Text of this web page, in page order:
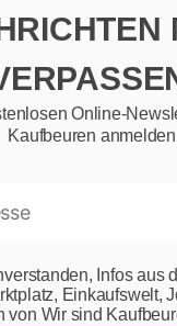
Online-
Kaufbeuren
Infos aus
Einkaufswelt,
von Wir sind